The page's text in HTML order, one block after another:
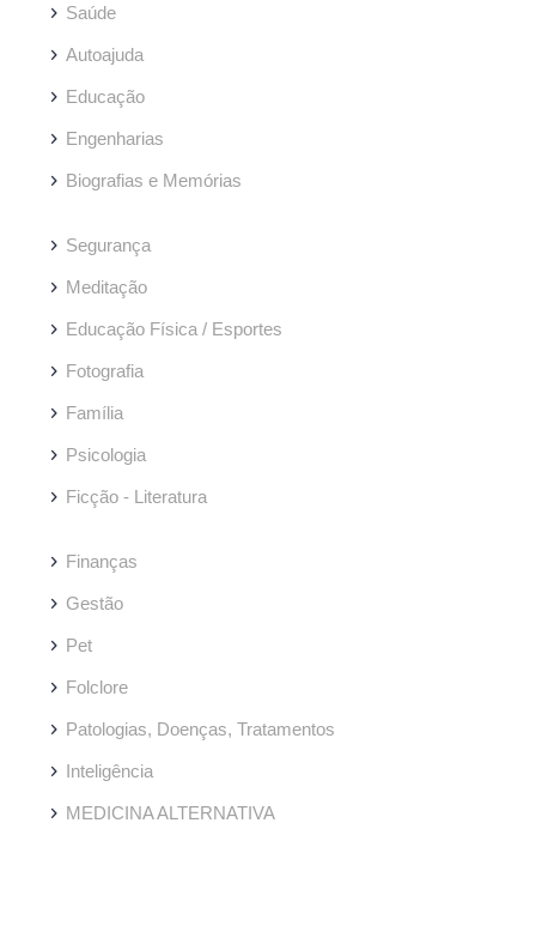
Saúde
Autoajuda
Educação
Engenharias
Biografias e Memórias
Segurança
Meditação
Educação Física / Esportes
Fotografia
Família
Psicologia
Ficção - Literatura
Finanças
Gestão
Pet
Folclore
Patologias, Doenças, Tratamentos
Inteligência
MEDICINA ALTERNATIVA